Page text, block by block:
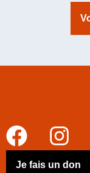
Je fais un don